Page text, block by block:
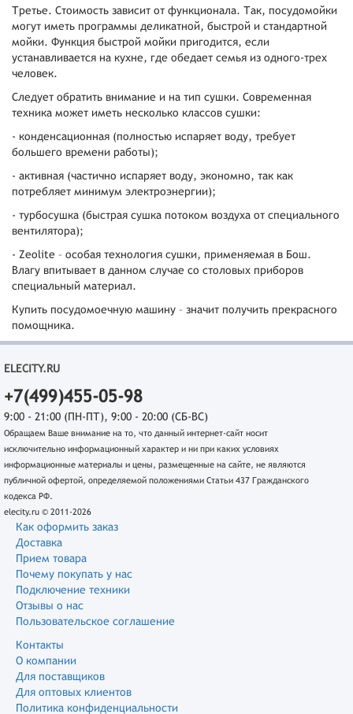
Третье. Стоимость зависит от функционала. Так, посудомойки
могут иметь программы деликатной, быстрой и стандартной
мойки. Функция быстрой мойки пригодится, если
устанавливается на кухне, где обедает семья из одного-трех
человек.
Следует обратить внимание и на тип сушки. Современная
техника может иметь несколько классов сушки:
- конденсационная (полностью испаряет воду, требует
большего времени работы);
- активная (частично испаряет воду, экономно, так как
потребляет минимум электроэнергии);
- турбосушка (быстрая сушка потоком воздуха от специального
вентилятора);
- Zeolite – особая технология сушки, применяемая в Бош.
Влагу впитывает в данном случае со столовых приборов
специальный материал.
Купить посудомоечную машину – значит получить прекрасного
помощника.
ELECITY.RU
+7(499)455-05-98
9:00 - 21:00 (ПН-ПТ), 9:00 - 20:00 (СБ-ВС)
Обращаем Ваше внимание на то, что данный интернет-сайт носит
исключительно информационный характер и ни при каких условиях
информационные материалы и цены, размещенные на сайте, не являются
публичной офертой, определяемой положениями Статьи 437 Гражданского
кодекса РФ.
elecity.ru © 2011-2026
Как оформить заказ
Доставка
Прием товара
Почему покупать у нас
Подключение техники
Отзывы о нас
Пользовательское соглашение
Контакты
О компании
Для поставщиков
Для оптовых клиентов
Политика конфиденциальности